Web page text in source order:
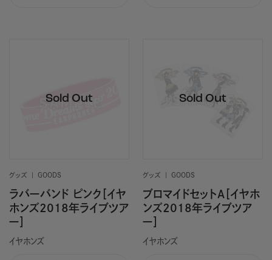
グッズ GOODS
ラバーバンド ピンク［イヤ
ホンズ2018年ライブツア
ー］
イヤホンズ
グッズ GOODS
ブロマイドセットA［イヤホ
ンズ2018年ライブツア
ー］
イヤホンズ